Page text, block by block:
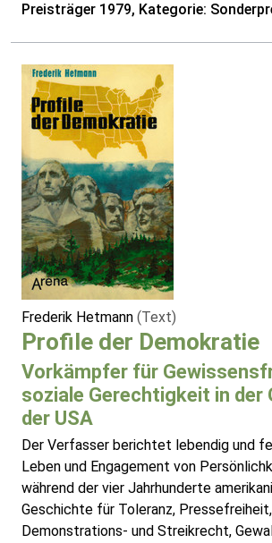
Preisträger 1979, Kategorie:
Frederik Hetmann (Text)
Profile der Demokratie
Vorkämpfer für
soziale Gerechtigkeit in der
der USA
Der Verfasser berichtet lebendig und
Leben und Engagement von
während der vier Jahrhunderte
Geschichte für Toleranz, Pressefreiheit,
Demonstrations- und Streikrecht,